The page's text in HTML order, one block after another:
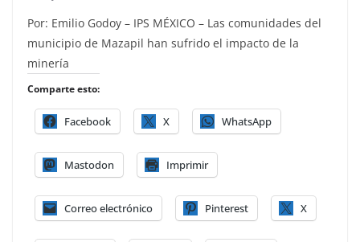
Por: Emilio Godoy – IPS MÉXICO – Las comunidades del
municipio de Mazapil han sufrido el impacto de la
minería
Comparte esto:
Facebook X WhatsApp
Mastodon Imprimir
Correo electrónico Pinterest X